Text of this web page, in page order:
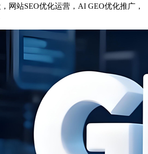
网站SEO优化运营，AI GEO优化推广，